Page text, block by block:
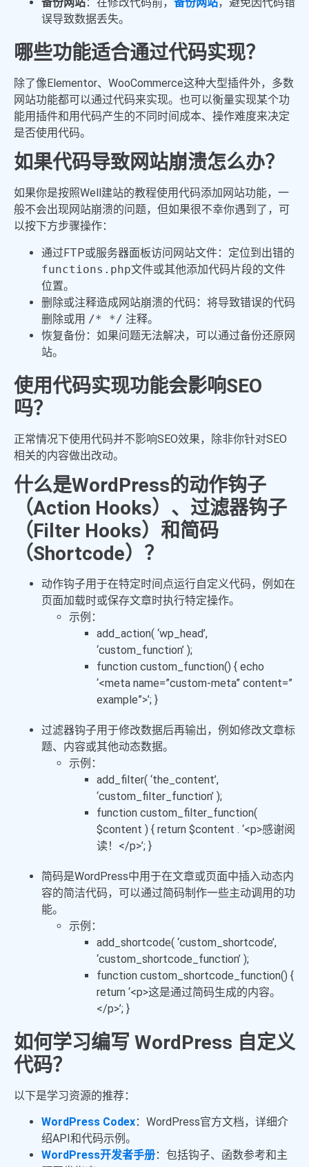
误导致数据丢失。
哪些功能适合通过代码实现？
除了像Elementor、WooCommerce这种大型插件外，多数
网站功能都可以通过代码来实现。也可以衡量实现某个功
能用插件和用代码产生的不同时间成本、操作难度来决定
是否使用代码。
如果代码导致网站崩溃怎么办？
如果你是按照Well建站的教程使用代码添加网站功能，一
般不会出现网站崩溃的问题，但如果很不幸你遇到了，可
以按下方步骤操作：
通过FTP或服务器面板访问网站文件：定位到出错的
functions.php文件或其他添加代码片段的文件
位置。
删除或注释造成网站崩溃的代码：将导致错误的代码
删除或用 /* */ 注释。
恢复备份：如果问题无法解决，可以通过备份还原网
站。
使用代码实现功能会影响SEO
吗？
正常情况下使用代码并不影响SEO效果，除非你针对SEO
相关的内容做出改动。
什么是WordPress的动作钩子
（Action Hooks）、过滤器钩子
（Filter Hooks）和简码
（Shortcode）？
动作钩子用于在特定时间点运行自定义代码，例如在
页面加载时或保存文章时执行特定操作。
示例：
add_action( ‘wp_head’,
‘custom_function’ );
function custom_function() { echo
‘<meta name=”custom-meta” content=”
example”>’; }
过滤器钩子用于修改数据后再输出，例如修改文章标
题、内容或其他动态数据。
示例：
add_filter( ‘the_content’,
‘custom_filter_function’ );
function custom_filter_function(
$content ) { return $content . ‘<p>感谢阅
读！</p>’; }
简码是WordPress中用于在文章或页面中插入动态内
容的简洁代码，可以通过简码制作一些主动调用的功
能。
示例：
add_shortcode( ‘custom_shortcode’,
‘custom_shortcode_function’ );
function custom_shortcode_function() {
return ‘<p>这是通过简码生成的内容。
</p>’; }
如何学习编写 WordPress 自定义
代码？
以下是学习资源的推荐：
WordPress Codex：WordPress官方文档，详细介
绍API和代码示例。
WordPress开发者手册：包括钩子、函数参考和主